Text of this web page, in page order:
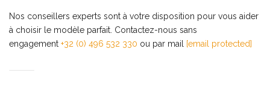
Nos conseillers experts sont à votre disposition pour vous aider
à choisir le modèle parfait. Contactez-nous sans
engagement +32 (0) 496 532 330 ou par mail [email protected]